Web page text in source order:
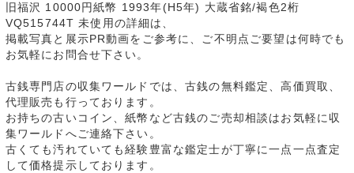
旧福沢 10000円紙幣 1993年(H5年) 大蔵省銘/褐色2桁
VQ515744T 未使用の詳細は、
掲載写真と展示PR動画をご参考に、ご不明点ご要望は何時でも
お気軽にお問合せ下さい。
古銭専門店の収集ワールドでは、古銭の無料鑑定、高価買取、
代理販売も行っております。
お持ちの古いコイン、紙幣など古銭のご売却相談はお気軽に収
集ワールドへご連絡下さい。
古くても汚れていても経験豊富な鑑定士が丁寧に一点一点査定
して価格提示しております。